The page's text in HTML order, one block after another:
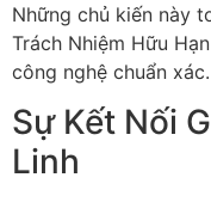
Những chủ kiến này
Trách Nhiệm Hữu
công nghệ chuẩn xác.
Sự Kết Nối
Linh